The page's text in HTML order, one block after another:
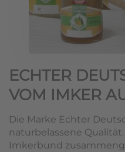
ECHTER
VOM IMKER
Die Marke Echter
naturbelassene
Imkerbund